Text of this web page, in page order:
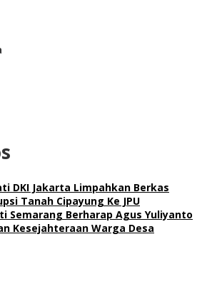
DKI Jakarta Limpahkan Berkas
Tanah Cipayung Ke JPU
Semarang Berharap Agus Yuliyanto
Kesejahteraan Warga Desa